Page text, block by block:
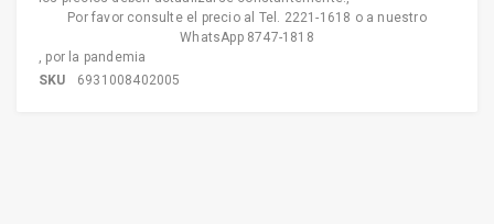
Por favor consulte el precio al Tel. 2221-1618 o a nuestro
WhatsApp 8747-1818
, por la pandemia
SKU
6931008402005